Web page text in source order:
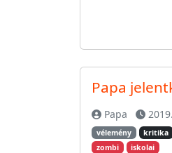
Papa
Papa
vélemény kritika
zombi
iskolai